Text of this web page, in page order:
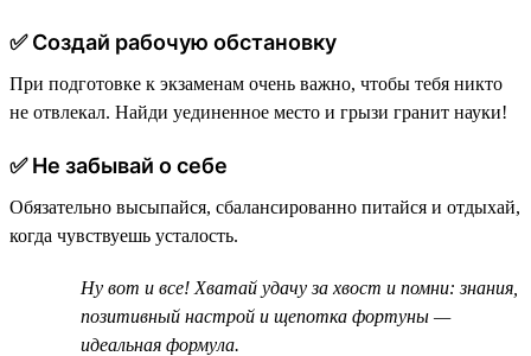
✅ Создай рабочую обстановку
При подготовке к экзаменам очень важно, чтобы тебя никто
не отвлекал. Найди уединенное место и грызи гранит науки!
✅ Не забывай о себе
Обязательно высыпайся, сбалансированно питайся и отдыхай,
когда чувствуешь усталость.
Ну вот и все! Хватай удачу за хвост и помни: знания,
позитивный настрой и щепотка фортуны —
идеальная формула.